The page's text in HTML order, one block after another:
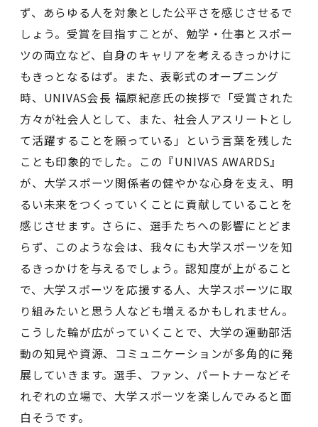
ず、あらゆる人を対象とした公平さを感じさせるで
しょう。受賞を目指すことが、勉学・仕事とスポー
ツの両立など、自身のキャリアを考えるきっかけに
もきっとなるはず。また、表彰式のオープニング
時、UNIVAS会⻑ 福原紀彦⽒の挨拶で「受賞された
⽅々が社会⼈として、また、社会⼈アスリートとし
て活躍することを願っている」という言葉を残した
ことも印象的でした。この『UNIVAS AWARDS』
が、大学スポーツ関係者の健やかな心身を支え、明
るい未来をつくっていくことに貢献していることを
感じさせます。さらに、選手たちへの影響にとどま
らず、このような会は、我々にも大学スポーツを知
るきっかけを与えるでしょう。認知度が上がること
で、大学スポーツを応援する人、大学スポーツに取
り組みたいと思う人なども増えるかもしれません。
こうした輪が広がっていくことで、大学の運動部活
動の知見や資源、コミュニケーションが多角的に発
展していきます。選手、ファン、パートナーなどそ
れぞれの立場で、大学スポーツを楽しんでみると面
白そうです。